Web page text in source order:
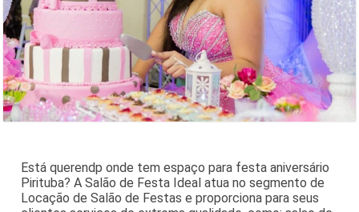
Está querendp onde tem espaço para festa aniversário
Pirituba? A Salão de Festa Ideal atua no segmento de
Locação de Salão de Festas e proporciona para seus